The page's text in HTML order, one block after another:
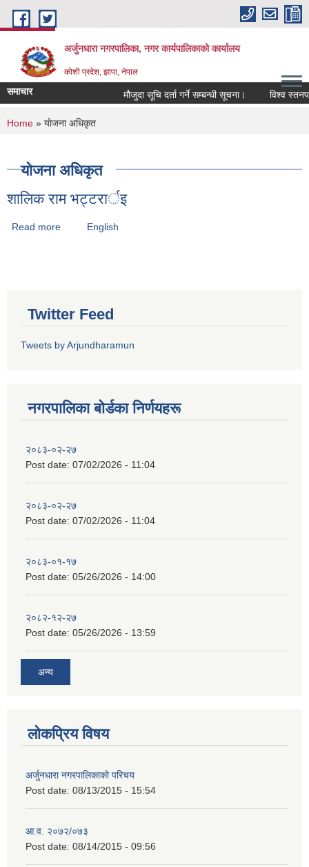
Skip to main content
अर्जुनधारा नगरपालिका, नगर कार्यपालिकाको कार्यालय
कोशी प्रदेश, झापा, नेपाल
समाचार मौजुदा सूचि दर्ता गर्ने सम्बन्धी सूचना। विश्व
You are here
Home » याेजना अधिकृत
याेजना अधिकृत
शालिक राम भट्टरार्इ
Read more about शालिक राम भट्टरार्इ
English
Twitter Feed
Tweets by Arjundharamun
नगरपालिका बाेर्डका निर्णयहरू
२०८३-०२-२७
Post date: 07/02/2026 - 11:04
२०८३-०२-२७
Post date: 07/02/2026 - 11:04
२०८३-०१-१७
Post date: 05/26/2026 - 14:00
२०८२-१२-२७
Post date: 05/26/2026 - 13:59
अन्य
लोकप्रिय विषय
अर्जुनधारा नगरपालिकाको परिचय
Post date: 08/13/2015 - 15:54
आ.व. २०७२/०७३
Post date: 08/14/2015 - 09:56